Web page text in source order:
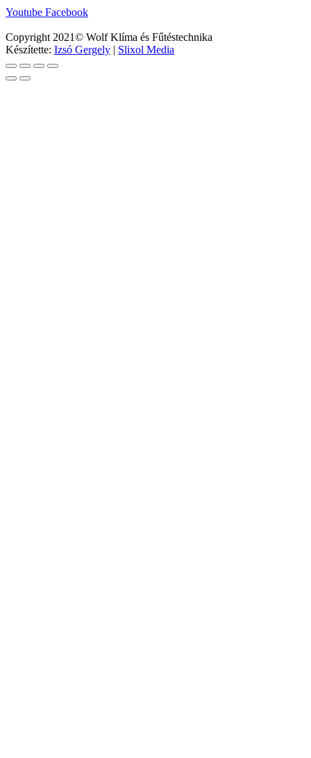
Youtube Facebook
Copyright 2021© Wolf Klíma és Fűtéstechnika
Készítette: Izsó Gergely | Slixol Media